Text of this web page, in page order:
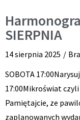
SIERPNIA
14 sierpnia 2025
SOBOTA
17:00Mikroświat
Pamiętajcie, ze
zaplanowanych